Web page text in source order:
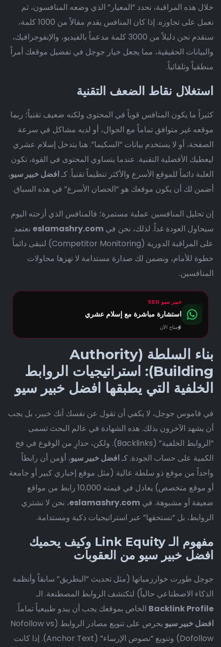
خلال هذه المراقبة، نحدد “المعيار” الذي وضعه المنافسون، ثم
نعمل على تجاوزه. إذا كان المنافس يقدم مقالاً من 1000 كلمة،
سنقدم نحن دليلاً من 3000 كلمة مدعماً بالفيديو، والإنفوجرافيك،
والبيانات الحقيقية، مما يجعل خيار جوجل في تفضيل موقعك أمراً
منطقياً وتلقائياً.
استغلال نقاط الضعف التقنية
كثيراً ما يكون المنافس قوياً في المحتوى ولكنه ضعيف تقنياً؛ ربما
موقعه غير متوافق تماماً مع الجوال، أو لديه مشاكل في سرعة
الصفحة، أو لا يستخدم بيانات “السكيما”. هنا يتدخل إسلام عشري
ليعطيك الأفضلية التقنية. عندما يتساوي المحتوى في القوة، تكون
الغلبة دائماً للموقع الأسرع والأكثر تنظيماً تقنياً. كـافضل خبير سيو،
أضمن لك أن يكون موقعك هو “الحصان الأسرع” في هذه السباق.
إن تحليل المنافسين عملية مستمرة؛ فالمنافس الذي أزحته اليوم
سيحاول العودة غداً. لذلك، نحن في eslamashry.com نعتمد
على المراقبة الدورية (Competitor Monitoring) لنبقى دائماً
خطوة للأمام، ونضمن لك صدارة مستدامة لا تهزها محاولات
المنافسين.
خبير سيو SEO
استشارة مباشرة مع إسلام عشري
متاح الآن
بناء السلطة (Authority
Building): استراتيجيات الروابط
الخلفية التي يطبقها افضل خبير سيو
في قاموس جوجل، لا يكفي أن تقول عن نفسك أنك خبير، بل يجب
أن يشهد الآخرون بذلك. هذه الشهادة في عالم البحث تسمى
“الروابط الخلفية” (Backlinks). ولكن، حذارِ من الوقوع في فخ
الكمية على حساب الجودة. كـافضل خبير سيو، أؤمن أن رابطاً
واحداً من موقع ذو سلطة عالية (مثل موقع إخباري كبير أو جامعة
أو موقع متخصص) يعادل في قيمته 10,000 رابط من مواقع
ضعيفة أو مشبوهة. في eslamashry.com، نحن لا نشتري
الروابط، بل “نستحقها” عبر استراتيجيات ذكية ومستدامة.
مفهوم الـ Link Equity وكيف يحميك
افضل خبير سيو من العقوبات
جوجل طورت خوارزمياتها (مثل تحديث “البطريق” سابقاً وأنظمة
الذكاء الاصطناعي حالياً) لتكتشف الروابط المصطنعة. الـ
Backlink Profile الخاص بموقعك يجب أن يبدو طبيعياً تماماً.
افضل خبير سيو
يحرص على تنويع مصادر الروابط (Nofollow vs
Dofollow) وتنويع “نصوص الإرساء” (Anchor Text). إذا كانت